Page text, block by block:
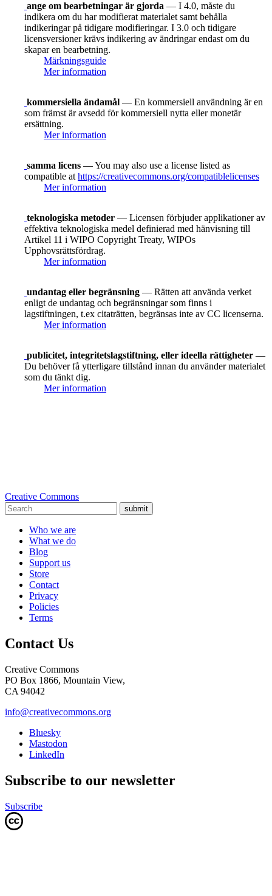
ange om bearbetningar är gjorda — I 4.0, måste du
indikera om du har modifierat materialet samt behålla
indikeringar på tidigare modifieringar. I 3.0 och tidigare
licensversioner krävs indikering av ändringar endast om du
skapar en bearbetning.
Märkningsguide
Mer information
kommersiella ändamål — En kommersiell användning är en
som främst är avsedd för kommersiell nytta eller monetär
ersättning.
Mer information
samma licens — You may also use a license listed as
compatible at https://creativecommons.org/compatiblelicenses
Mer information
teknologiska metoder — Licensen förbjuder applikationer av
effektiva teknologiska medel definierad med hänvisning till
Artikel 11 i WIPO Copyright Treaty, WIPOs
Upphovsrättsfördrag.
Mer information
undantag eller begränsning — Rätten att använda verket
enligt de undantag och begränsningar som finns i
lagstiftningen, t.ex citaträtten, begränsas inte av CC licenserna.
Mer information
publicitet, integritetslagstiftning, eller ideella rättigheter —
Du behöver få ytterligare tillstånd innan du använder materialet
som du tänkt dig.
Mer information
Creative Commons
submit
Who we are
What we do
Blog
Support us
Store
Contact
Privacy
Policies
Terms
Contact Us
Creative Commons
PO Box 1866, Mountain View,
CA 94042
info@creativecommons.org
Bluesky
Mastodon
LinkedIn
Subscribe to our newsletter
Subscribe